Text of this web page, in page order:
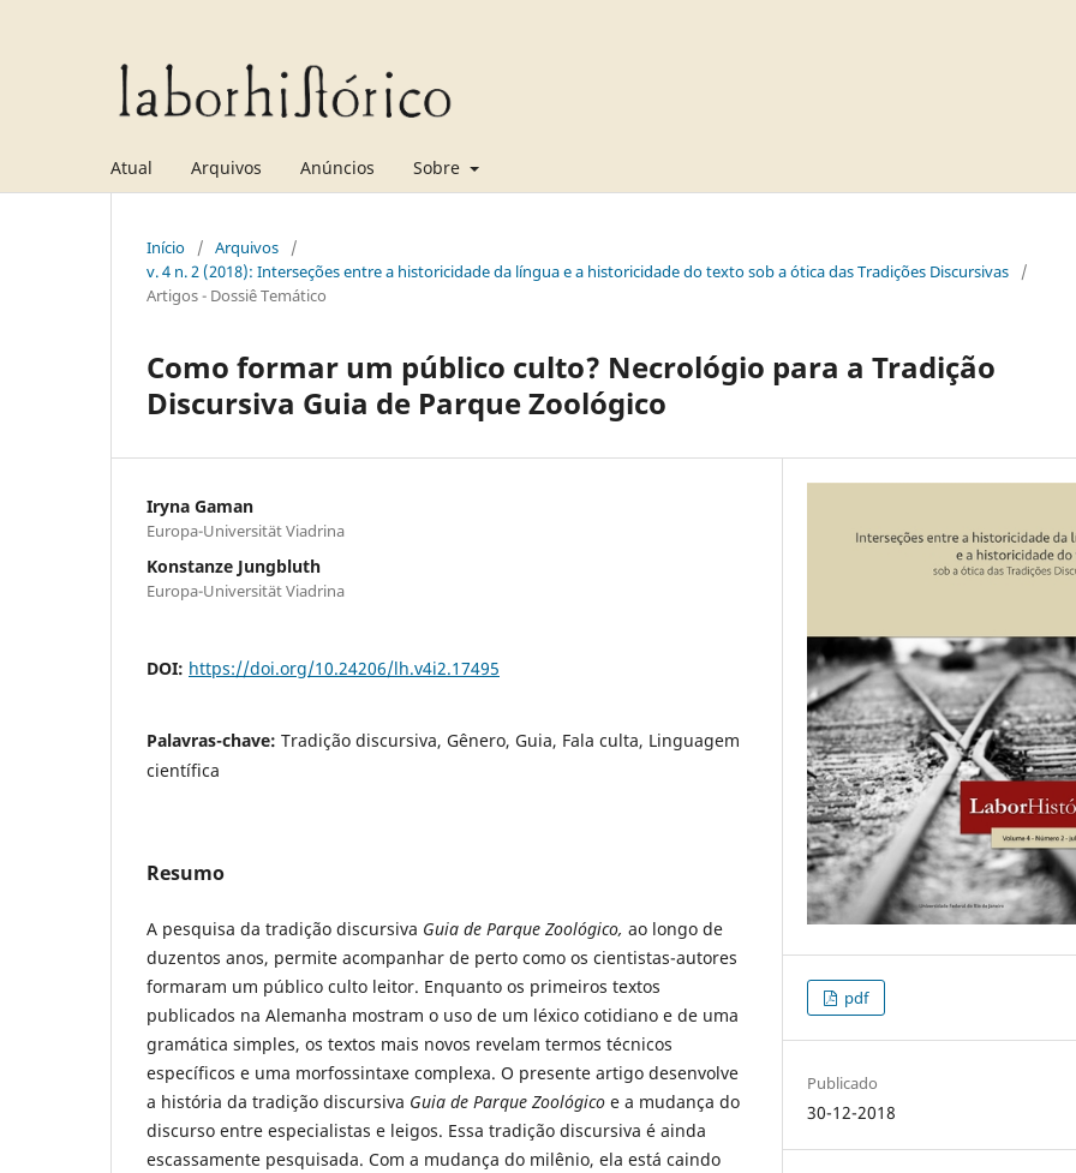
Atual Arquivos Anúncios Sobre
Início / Arquivos
/
v. 4 n. 2 (2018): Interseções entre a historicidade da língua e a historicidade do texto sob a ótica das Tradições Discursivas
/
Artigos - Dossiê Temático
Como formar um público culto? Necrológio para a Tradição
Discursiva Guia de Parque Zoológico
Iryna Gaman
Europa-Universität Viadrina
Konstanze Jungbluth
Europa-Universität Viadrina
DOI: https://doi.org/10.24206/lh.v4i2.17495
Palavras-chave: Tradição discursiva, Gênero, Guia, Fala culta, Linguagem
científica
Resumo
A pesquisa da tradição discursiva Guia de Parque Zoológico, ao longo de
duzentos anos, permite acompanhar de perto como os cientistas-autores
formaram um público culto leitor. Enquanto os primeiros textos
publicados na Alemanha mostram o uso de um léxico cotidiano e de uma
gramática simples, os textos mais novos revelam termos técnicos
específicos e uma morfossintaxe complexa. O presente artigo desenvolve
a história da tradição discursiva Guia de Parque Zoológico e a mudança do
discurso entre especialistas e leigos. Essa tradição discursiva é ainda
escassamente pesquisada. Com a mudança do milênio, ela está caindo
pdf
Publicado
30-12-2018